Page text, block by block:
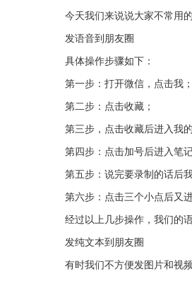
今天我们来说说大家不常用
发语音到朋友圈
具体操作步骤如下：
第一步：打开微信，点击我；
第二步：点击收藏；
第三步，点击收藏后进入我
第四步：点击加号后进入笔
第五步：说完要录制的话后
第六步：点击三个小点后又
经过以上几步操作，我们的
发纯文本到朋友圈
有时我们不方便发图片和视